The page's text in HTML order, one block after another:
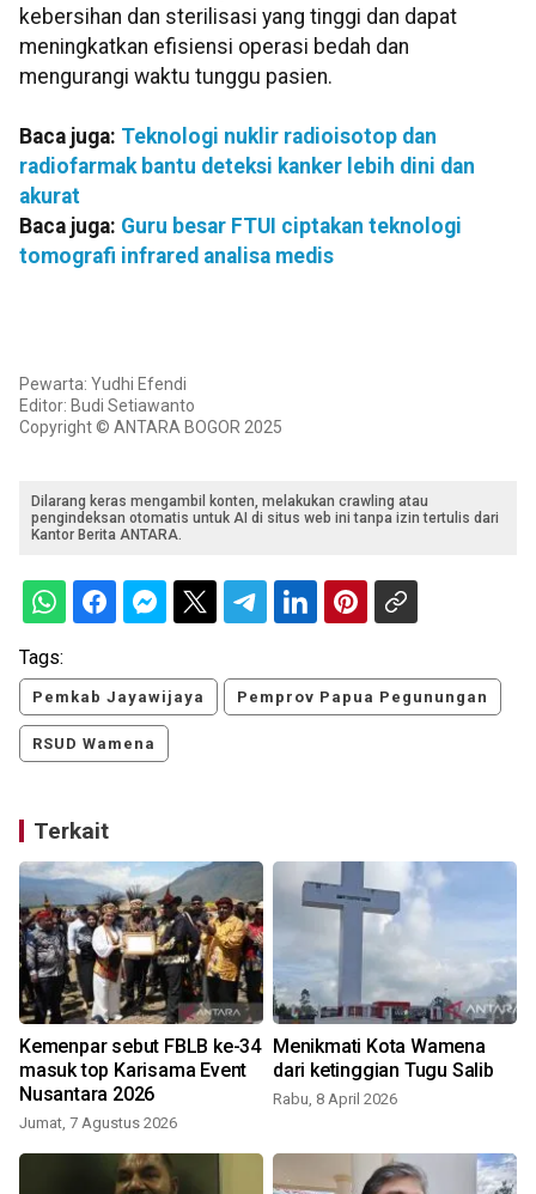
kebersihan dan sterilisasi yang tinggi dan dapat
meningkatkan efisiensi operasi bedah dan
mengurangi waktu tunggu pasien.
Baca juga: Teknologi nuklir radioisotop dan
radiofarmak bantu deteksi kanker lebih dini dan
akurat
Baca juga: Guru besar FTUI ciptakan teknologi
tomografi infrared analisa medis
Pewarta: Yudhi Efendi
Editor: Budi Setiawanto
Copyright © ANTARA BOGOR 2025
Dilarang keras mengambil konten, melakukan crawling atau
pengindeksan otomatis untuk AI di situs web ini tanpa izin tertulis dari
Kantor Berita ANTARA.
Tags:
Pemkab Jayawijaya Pemprov Papua Pegunungan
RSUD Wamena
Terkait
Kemenpar sebut FBLB ke-34
masuk top Karisama Event
Nusantara 2026
Jumat, 7 Agustus 2026
Menikmati Kota Wamena
dari ketinggian Tugu Salib
Rabu, 8 April 2026